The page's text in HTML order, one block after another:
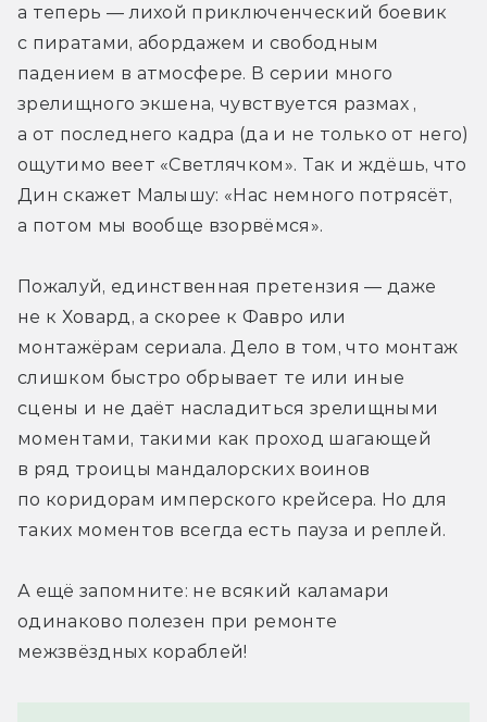
а теперь — лихой приключенческий боевик
с пиратами, абордажем и свободным
падением в атмосфере. В серии много
зрелищного экшена, чувствуется размах ,
а от последнего кадра (да и не только от него)
ощутимо веет «Светлячком». Так и ждёшь, что
Дин скажет Малышу: «Нас немного потрясёт,
а потом мы вообще взорвёмся».
Пожалуй, единственная претензия — даже
не к Ховард, а скорее к Фавро или
монтажёрам сериала. Дело в том, что монтаж
слишком быстро обрывает те или иные
сцены и не даёт насладиться зрелищными
моментами, такими как проход шагающей
в ряд троицы мандалорских воинов
по коридорам имперского крейсера. Но для
таких моментов всегда есть пауза и реплей.
А ещё запомните: не всякий каламари
одинаково полезен при ремонте
межзвёздных кораблей!